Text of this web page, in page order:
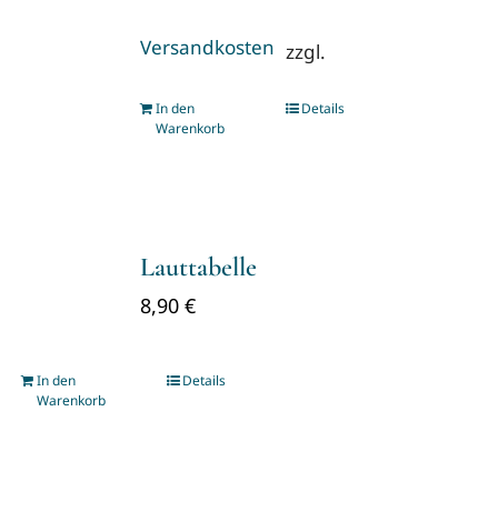
zzgl.
Versandkosten
In den
Warenkorb
Details
Lauttabelle
8,90 €
In den
Warenkorb
Details